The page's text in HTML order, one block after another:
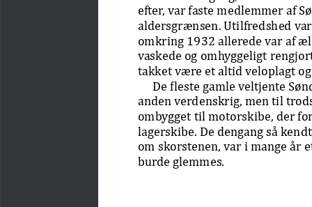
efter, var faste medlemmer af
aldersgrænsen. Utilfredshed
omkring 1932 allerede var af
vaskede og omhyggeligt
takket være et altid veloplagt
De fleste gamle veltjente
anden verdenskrig, men til
ombygget til motorskibe, der
lagerskibe. De dengang så
om skorstenen, var i mange år
burde glemmes.